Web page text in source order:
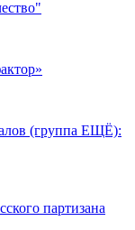
(группа ЕЩЁ):
партизана